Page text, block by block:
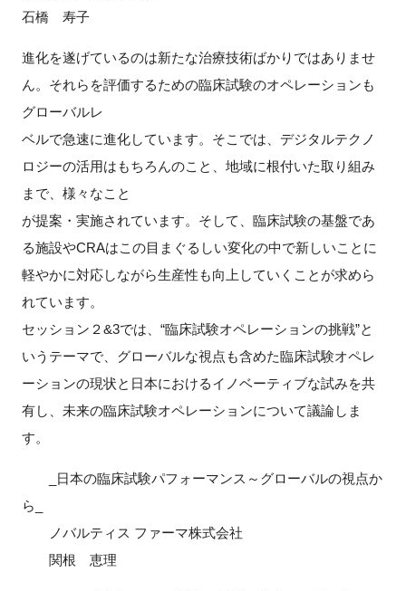
石橋 寿子
進化を遂げているのは新たな治療技術ばかりではありませ
ん。それらを評価するための臨床試験のオペレーションも
グローバルレ
ベルで急速に進化しています。そこでは、デジタルテクノ
ロジーの活用はもちろんのこと、地域に根付いた取り組み
まで、様々なこと
が提案・実施されています。そして、臨床試験の基盤であ
る施設やCRAはこの目まぐるしい変化の中で新しいことに
軽やかに対応しながら生産性も向上していくことが求めら
れています。
セッション２&3では、“臨床試験オペレーションの挑戦”と
いうテーマで、グローバルな視点も含めた臨床試験オペレ
ーションの現状と日本におけるイノベーティブな試みを共
有し、未来の臨床試験オペレーションについて議論しま
す。
_日本の臨床試験パフォーマンス～グローバルの視点か
ら_
ノバルティス ファーマ株式会社
関根 恵理